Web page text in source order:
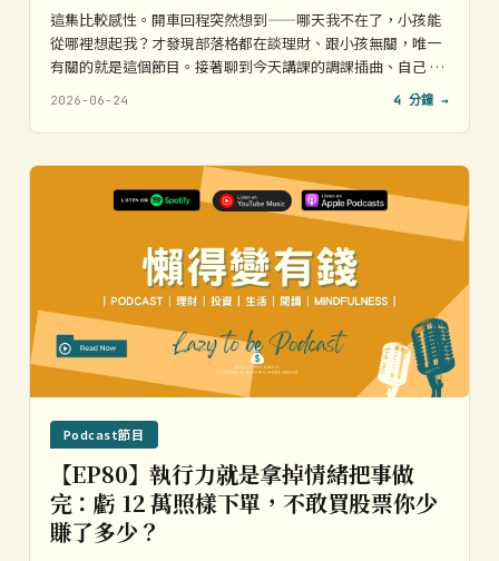
這集比較感性。開車回程突然想到——哪天我不在了，小孩能
從哪裡想起我？才發現部落格都在談理財、跟小孩無關，唯一
有關的就是這個節目。接著聊到今天講課的調課插曲、自己 …
2026-06-24 4 分鐘 →
Podcast節目
【EP80】執行力就是拿掉情緒把事做
完：虧 12 萬照樣下單，不敢買股票你少
賺了多少？